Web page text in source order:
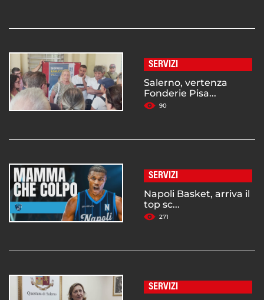
SERVIZI
Salerno, vertenza
Fonderie Pisa...
90
SERVIZI
Napoli Basket, arriva il
top sc...
271
SERVIZI